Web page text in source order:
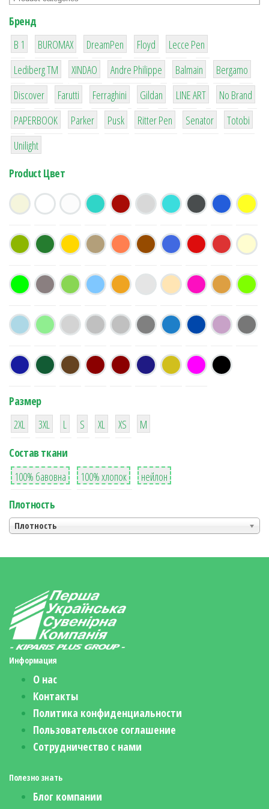
Бренд
B 1
1
BUROMAX
1
DreamPen
2
Floyd
2
Lecce Pen
3
Lediberg ТМ
3
XINDAO
1
Andre Philippe
4
Balmain
26
Bergamo
64
Discover
299
Farutti
4
Ferraghini
42
Gildan
4
LINE ART
90
No Brand
8
PAPERBOOK
6
Parker
2
Pusk
22
Ritter Pen
15
Senator
43
Totobi
1
Unilight
Product Цвет
Размер
38
2XL
16
3XL
42
L
42
S
42
XL XS
М
Состав ткани
8
100% бавовна
36
100% хлопок
2
нейлон
Плотность
Плотность
Информация
О нас
Контакты
Политика конфиденциальности
Пользовательское соглашение
Сотрудничество с нами
Полезно знать
Блог компании